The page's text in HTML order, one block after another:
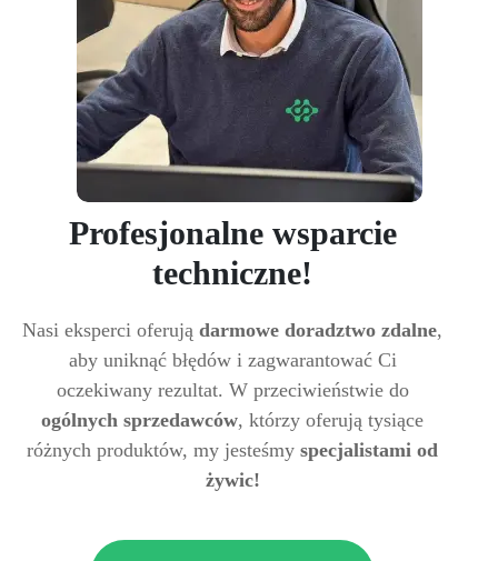
Profesjonalne wsparcie
techniczne!
Nasi eksperci oferują darmowe doradztwo zdalne,
aby uniknąć błędów i zagwarantować Ci
oczekiwany rezultat. W przeciwieństwie do
ogólnych sprzedawców, którzy oferują tysiące
różnych produktów, my jesteśmy specjalistami od
żywic!